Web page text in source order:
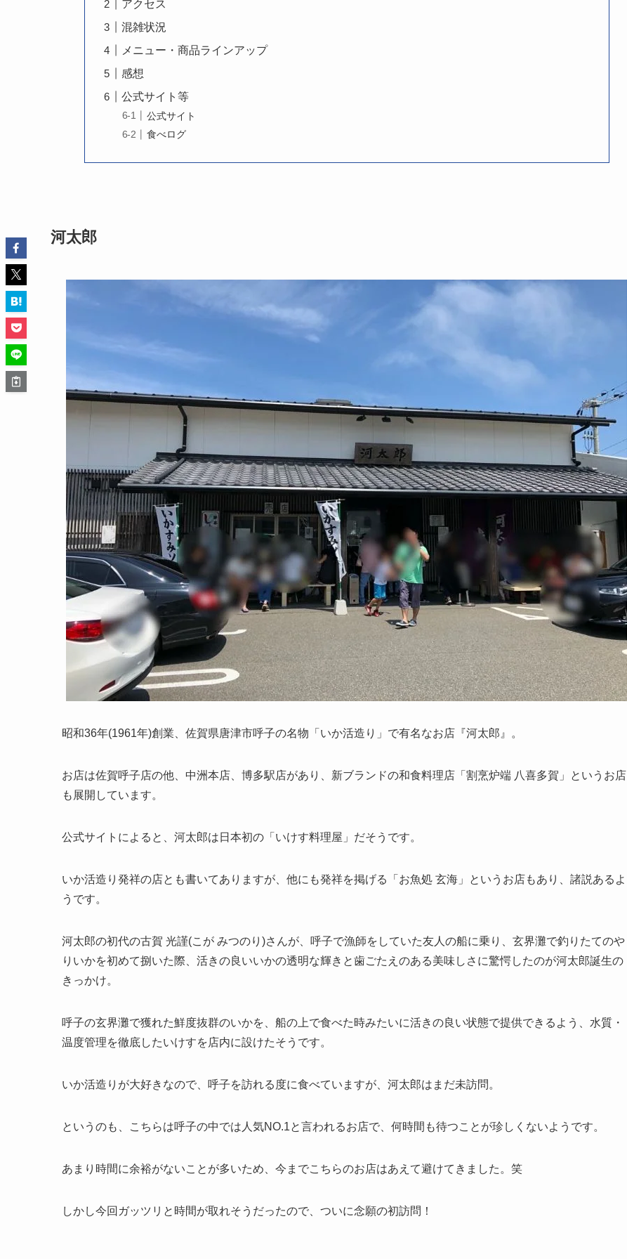
アクセス
混雑状況
メニュー・商品ラインアップ
感想
公式サイト等
公式サイト
食べログ
河太郎
昭和36年(1961年)創業、佐賀県唐津市呼子の名物「いか活造り」で有名なお店『河太郎』。
お店は佐賀呼子店の他、中洲本店、博多駅店があり、新ブランドの和食料理店「割烹炉端 八喜多賀」というお店
も展開しています。
公式サイトによると、河太郎は日本初の「いけす料理屋」だそうです。
いか活造り発祥の店とも書いてありますが、他にも発祥を掲げる「お魚処 玄海」というお店もあり、諸説あるよ
うです。
河太郎の初代の古賀 光謹(こが みつのり)さんが、呼子で漁師をしていた友人の船に乗り、玄界灘で釣りたてのや
りいかを初めて捌いた際、活きの良いいかの透明な輝きと歯ごたえのある美味しさに驚愕したのが河太郎誕生の
きっかけ。
呼子の玄界灘で獲れた鮮度抜群のいかを、船の上で食べた時みたいに活きの良い状態で提供できるよう、水質・
温度管理を徹底したいけすを店内に設けたそうです。
いか活造りが大好きなので、呼子を訪れる度に食べていますが、河太郎はまだ未訪問。
というのも、こちらは呼子の中では人気NO.1と言われるお店で、何時間も待つことが珍しくないようです。
あまり時間に余裕がないことが多いため、今までこちらのお店はあえて避けてきました。笑
しかし今回ガッツリと時間が取れそうだったので、ついに念願の初訪問！